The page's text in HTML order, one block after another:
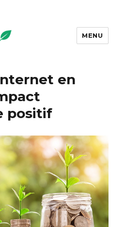
MENU
en
positif